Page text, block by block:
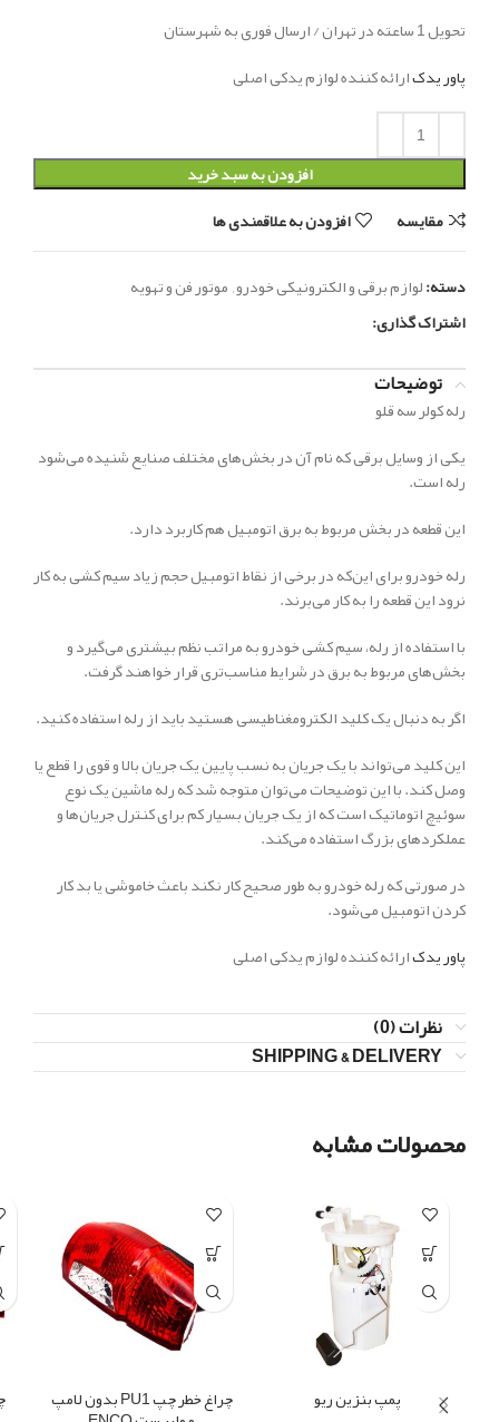
تحویل 1 ساعته در تهران / ارسال فوری به شهرستان
پاور یدکارائه کننده لوازم یدکی اصلی
افزودن به سبد خرید
مقایسه
افزودن به علاقمندی ها
دسته:لوازم برقی و الکترونیکی خودرو,موتور فن و تهویه
اشتراک گذاری:
توضیحات
رله کولر سه قلو
یکی از وسایل برقی که نام آن‌ در بخش‌های مختلف صنایع شنیده می‌شود
رله است.
این قطعه در بخش مربوط به برق اتومبیل هم کاربرد دارد.
رله خودرو برای این‌که در برخی از نقاط اتومبیل حجم زیاد سیم کشی به کار
نرود این قطعه را به کار می‌برند.
با استفاده از رله، سیم کشی خودرو به مراتب نظم بیشتری می‌گیرد و
بخش‌های مربوط به برق در شرایط مناسب‌تری قرار خواهند گرفت.
اگر به دنبال یک کلید الکترومغناطیسی هستید باید از رله استفاده کنید.
این کلید می‌تواند با یک جریان به نسب پایین یک جریان بالا و قوی را قطع یا
وصل کند. با این توضیحات می‌توان متوجه شد که رله ماشین یک نوع
سوئیچ اتوماتیک است که از یک جریان بسیار کم برای کنترل جریان‌ها و
عملکردهای بزرگ استفاده می‌کند.
در صورتی که رله خودرو به طور صحیح کار نکند باعث خاموشی یا بد کار
کردن اتومبیل می‌شود.
پاور یدکارائه کننده لوازم یدکی اصلی
نظرات (0)
SHIPPING & DELIVERY
محصولات مشابه
پمپ بنزین ریو
چراغ خطر چپ PU1 بدون لامپ